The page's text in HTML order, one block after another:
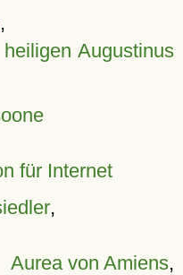
,
Augustinus
für Internet
,
Aurea von Amiens,